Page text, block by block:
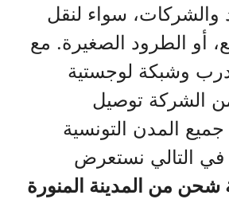
والشركات، سواء لنقل
أو الطرود الصغيرة. مع
وشبكة لوجستية
الشركة توصيل
المدن التونسية
التالي نستعرض
من المدينة المنورة